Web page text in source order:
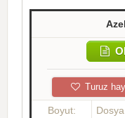
Turuz
Boyut: